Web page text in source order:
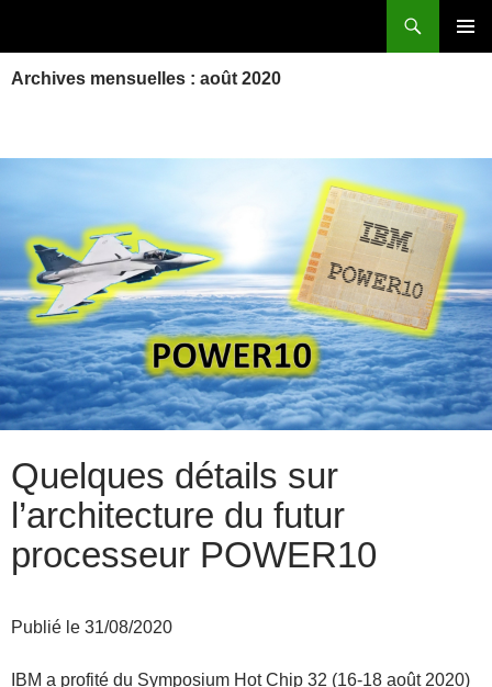
Archives mensuelles : août 2020
Quelques détails sur
l’architecture du futur
processeur POWER10
Publié le 31/08/2020
IBM a profité du Symposium Hot Chip 32 (16-18 août 2020)